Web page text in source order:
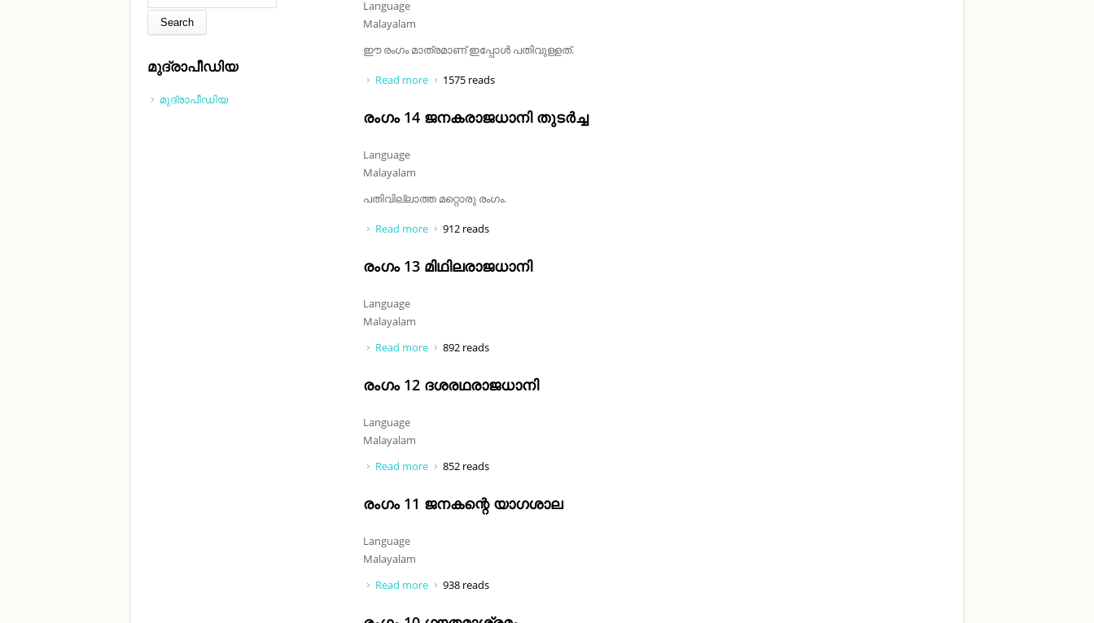
Language
Malayalam
ഈ രംഗം മാത്രമാണ് ഇപ്പോൾ പതിവുള്ളത്.
Read more about രംഗം 15 രഘുരാമനും ഭൃഗുരാമനും നേർക്കുനേർ
1575 reads
രംഗം 14 ജനകരാജധാനി തുടർച്ച
Language
Malayalam
പതിവില്ലാത്ത മറ്റൊരു രംഗം.
Read more about രംഗം 14 ജനകരാജധാനി തുടർച്ച
912 reads
രംഗം 13 മിഥിലരാജധാനി
Language
Malayalam
Read more about രംഗം 13 മിഥിലരാജധാനി
892 reads
രംഗം 12 ദശരഥരാജധാനി
Language
Malayalam
Read more about രംഗം 12 ദശരഥരാജധാനി
852 reads
രംഗം 11 ജനകന്റെ യാഗശാല
Language
Malayalam
Read more about രംഗം 11 ജനകന്റെ യാഗശാല
938 reads
മുദ്രാപീഡിയ
മുദ്രാപീഡിയ